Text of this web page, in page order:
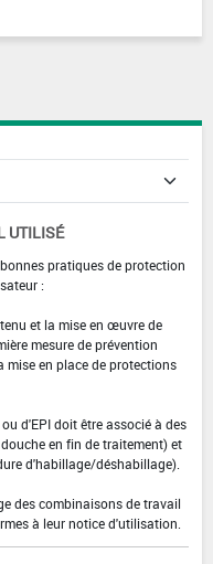
UTILISÉ
pratiques de protection
:
et la mise en œuvre de
mesure de prévention
mise en place de protections
d'EPI doit être associé à des
en fin de traitement) et
d'habillage/déshabillage).
des combinaisons de travail
à leur notice d'utilisation.